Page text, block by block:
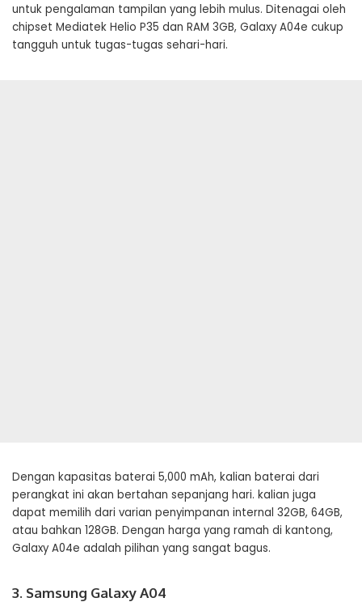
untuk pengalaman tampilan yang lebih mulus. Ditenagai oleh
chipset Mediatek Helio P35 dan RAM 3GB, Galaxy A04e cukup
tangguh untuk tugas-tugas sehari-hari.
Dengan kapasitas baterai 5,000 mAh, kalian baterai dari
perangkat ini akan bertahan sepanjang hari. kalian juga
dapat memilih dari varian penyimpanan internal 32GB, 64GB,
atau bahkan 128GB. Dengan harga yang ramah di kantong,
Galaxy A04e adalah pilihan yang sangat bagus.
3. Samsung Galaxy A04